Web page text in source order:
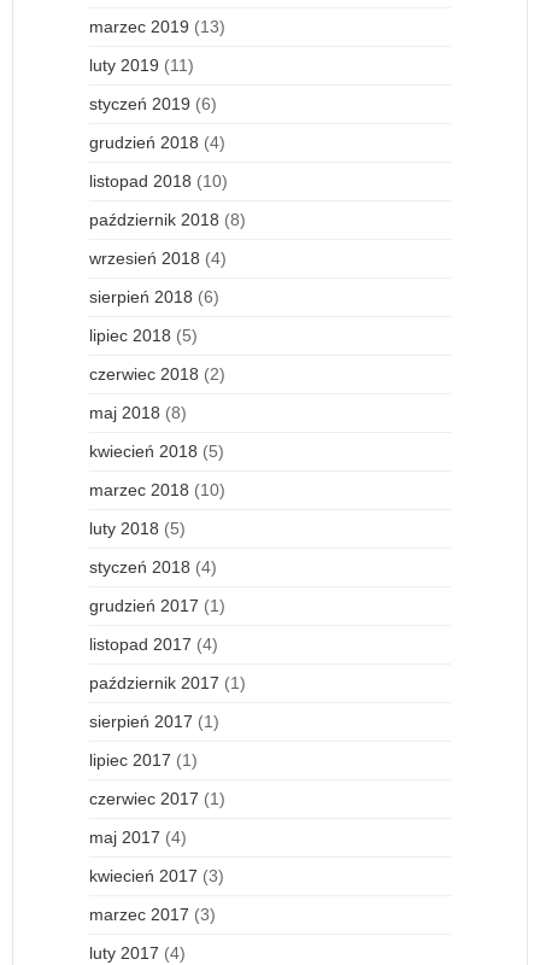
marzec 2019 (13)
luty 2019 (11)
styczeń 2019 (6)
grudzień 2018 (4)
listopad 2018 (10)
październik 2018 (8)
wrzesień 2018 (4)
sierpień 2018 (6)
lipiec 2018 (5)
czerwiec 2018 (2)
maj 2018 (8)
kwiecień 2018 (5)
marzec 2018 (10)
luty 2018 (5)
styczeń 2018 (4)
grudzień 2017 (1)
listopad 2017 (4)
październik 2017 (1)
sierpień 2017 (1)
lipiec 2017 (1)
czerwiec 2017 (1)
maj 2017 (4)
kwiecień 2017 (3)
marzec 2017 (3)
luty 2017 (4)